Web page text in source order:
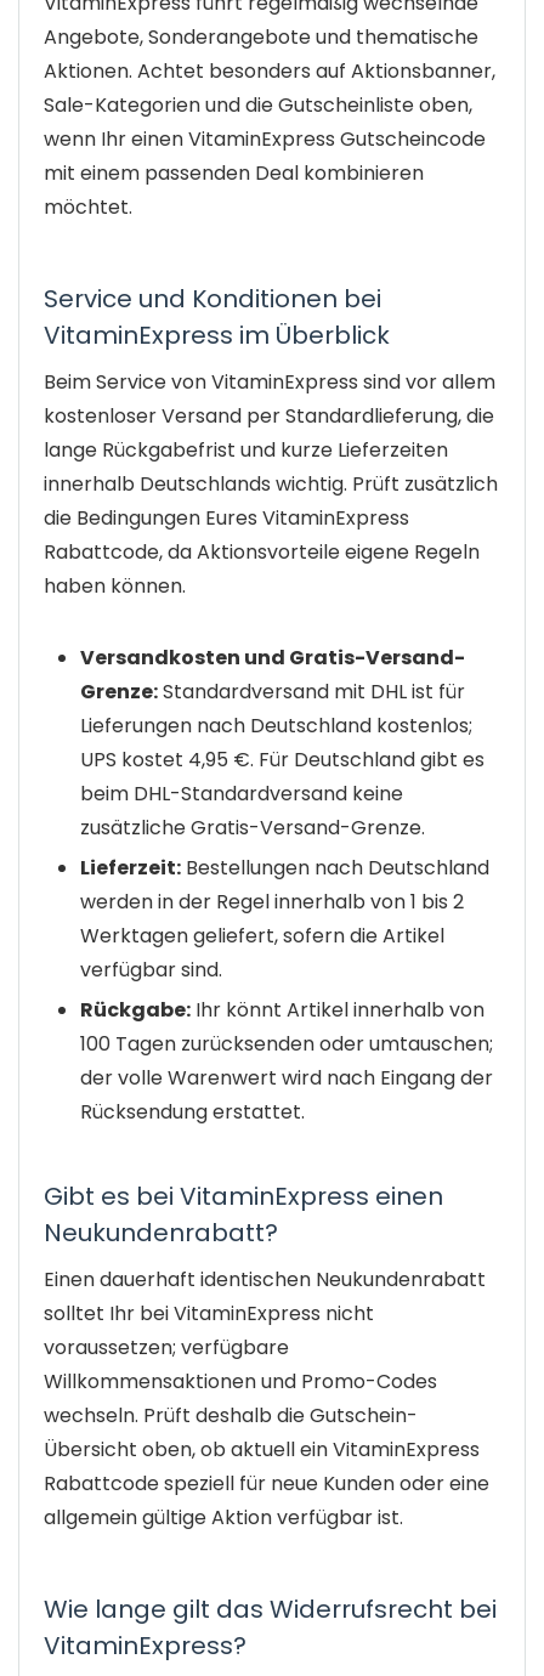
Angebote, Sonderangebote und thematische
Aktionen. Achtet besonders auf Aktionsbanner,
Sale-Kategorien und die Gutscheinliste oben,
wenn Ihr einen VitaminExpress Gutscheincode
mit einem passenden Deal kombinieren
möchtet.
Service und Konditionen bei
VitaminExpress im Überblick
Beim Service von VitaminExpress sind vor allem
kostenloser Versand per Standardlieferung, die
lange Rückgabefrist und kurze Lieferzeiten
innerhalb Deutschlands wichtig. Prüft zusätzlich
die Bedingungen Eures VitaminExpress
Rabattcode, da Aktionsvorteile eigene Regeln
haben können.
Versandkosten und Gratis-Versand-
Grenze:Standardversand mit DHL ist für
Lieferungen nach Deutschland kostenlos;
UPS kostet 4,95 €. Für Deutschland gibt es
beim DHL-Standardversand keine
zusätzliche Gratis-Versand-Grenze.
Lieferzeit: Bestellungen nach Deutschland
werden in der Regel innerhalb von 1 bis 2
Werktagen geliefert, sofern die Artikel
verfügbar sind.
Rückgabe: Ihr könnt Artikel innerhalb von
100 Tagen zurücksenden oder umtauschen;
der volle Warenwert wird nach Eingang der
Rücksendung erstattet.
Gibt es bei VitaminExpress einen
Neukundenrabatt?
Einen dauerhaft identischen Neukundenrabatt
solltet Ihr bei VitaminExpress nicht
voraussetzen; verfügbare
Willkommensaktionen und Promo-Codes
wechseln. Prüft deshalb die Gutschein-
Übersicht oben, ob aktuell ein VitaminExpress
Rabattcode speziell für neue Kunden oder eine
allgemein gültige Aktion verfügbar ist.
Wie lange gilt das Widerrufsrecht bei
VitaminExpress?